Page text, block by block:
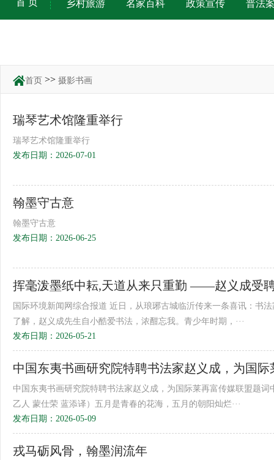
乡村旅游 名家百科 政策宣传 普法
首页 >> 摄影书画
瑞琴艺术馆隆重举行
瑞琴艺术馆隆重举行
发布日期：2026-07-01
翰墨守古意
翰墨守古意
发布日期：2026-06-25
挥毫泼墨纸中耘,天道从来只重勤 ——赵义成受
国际环境新闻网综合报道 近日，从琅琊古城临沂传来一条喜讯：书
了解，赵义成先生自小酷爱书法，浓酣忘我。青少年时期，···
发布日期：2026-05-21
中国东夷书画研究院特聘书法家赵义成，为国
中国东夷书画研究院特聘书法家赵义成，为国际莱再富传媒联盟题
乙人 蒙仕荣 蓝添译）五月是青春的花海，五月的朝阳灿烂···
发布日期：2026-05-09
戎马砺风骨，翰墨润流年